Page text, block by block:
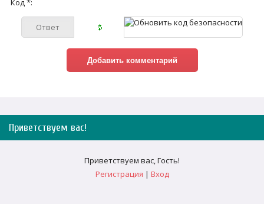
Код *:
Приветствуем вас!
Приветствуем вас,Гость!
Регистрация | Вход